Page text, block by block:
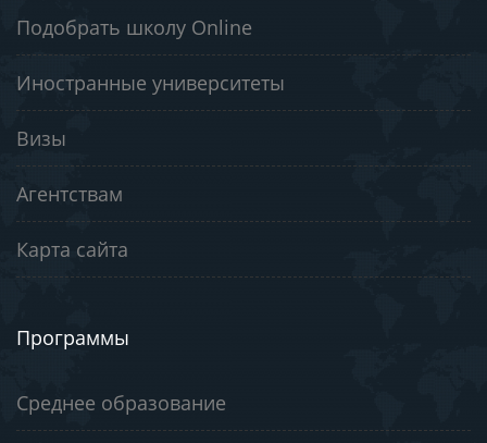
Подобрать школу Online
Иностранные университеты
Визы
Агентствам
Карта сайта
Программы
Среднее образование